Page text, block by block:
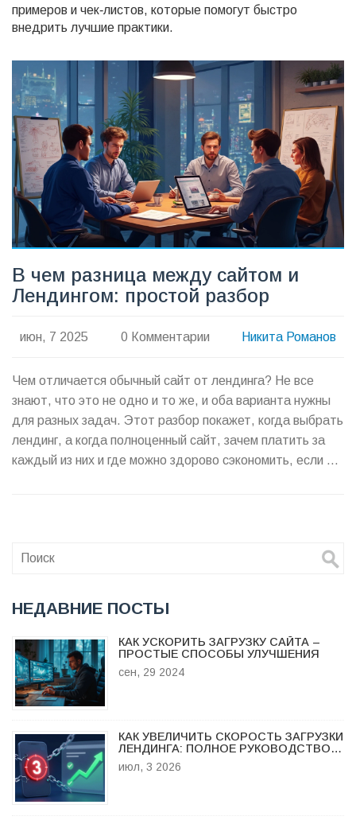
примеров и чек‑листов, которые помогут быстро
внедрить лучшие практики.
В чем разница между сайтом и
Лендингом: простой разбор
июн, 7 2025 0 Комментарии Никита Романов
Чем отличается обычный сайт от лендинга? Не все
знают, что это не одно и то же, и оба варианта нужны
для разных задач. Этот разбор покажет, когда выбрать
лендинг, а когда полноценный сайт, зачем платить за
каждый из них и где можно здорово сэкономить, если не
НЕДАВНИЕ ПОСТЫ
КАК УСКОРИТЬ ЗАГРУЗКУ САЙТА –
ПРОСТЫЕ СПОСОБЫ УЛУЧШЕНИЯ
сен, 29 2024
КАК УВЕЛИЧИТЬ СКОРОСТЬ ЗАГРУЗКИ
ЛЕНДИНГА: ПОЛНОЕ РУКОВОДСТВО
ПО ОПТИМИЗАЦИИ В 2026 ГОДУ
июл, 3 2026